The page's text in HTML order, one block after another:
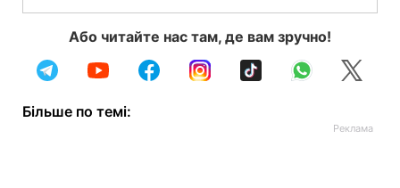
Або читайте нас там, де вам зручно!
Більше по темі: